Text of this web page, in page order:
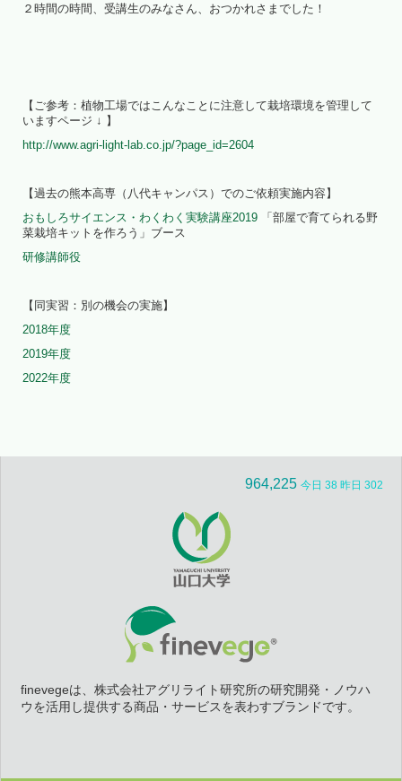
２時間の時間、受講生のみなさん、おつかれさまでした！
【ご参考：植物工場ではこんなことに注意して栽培環境を管理して
いますページ ↓ 】
http://www.agri-light-lab.co.jp/?page_id=2604
【過去の熊本高専（八代キャンパス）でのご依頼実施内容】
おもしろサイエンス・わくわく実験講座2019 「部屋で育てられる野
菜栽培キットを作ろう」ブース
研修講師役
【同実習：別の機会の実施】
2018年度
2019年度
2022年度
964,225 今日 38 昨日 302
finevegeは、株式会社アグリライト研究所の研究開発・ノウハ
ウを活用し提供する商品・サービスを表わすブランドです。